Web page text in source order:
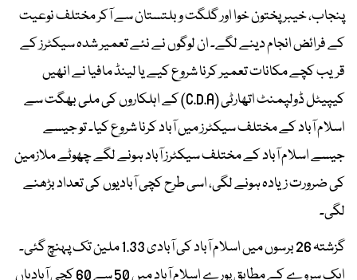
پنجاب، خیبر پختون خوا اور گلگت و بلتستان سے آکر مختلف نوعیت
کے فرائض انجام دینے لگے۔ ان لوگوں نے نئے تعمیر شدہ سیکٹرز کے
قریب کچے مکانات تعمیر کرنا شروع کیے یا لینڈ مافیا نے انھیں
کیپیٹل ڈولپمنٹ اتھارٹی (C.D.A) کے اہلکاروں کی ملی بھگت سے
اسلام آباد کے مختلف سیکٹرز میں آباد کرنا شروع کیا۔ تو جیسے
جیسے اسلام آباد کے مختلف سیکٹرز آباد ہونے لگے چھوٹے ملازمین
کی ضرورت زیادہ ہونے لگی، اسی طرح کچی آبادیوں کی تعداد بڑھنے
لگی۔
گزشتہ 26 برسوں میں اسلام آباد کی آبادی 1.33 ملین تک پہنچ گئی۔
ایک سروے کے مطابق پورے اسلام آباد میں 50 سے 60 کچی آبادیاں